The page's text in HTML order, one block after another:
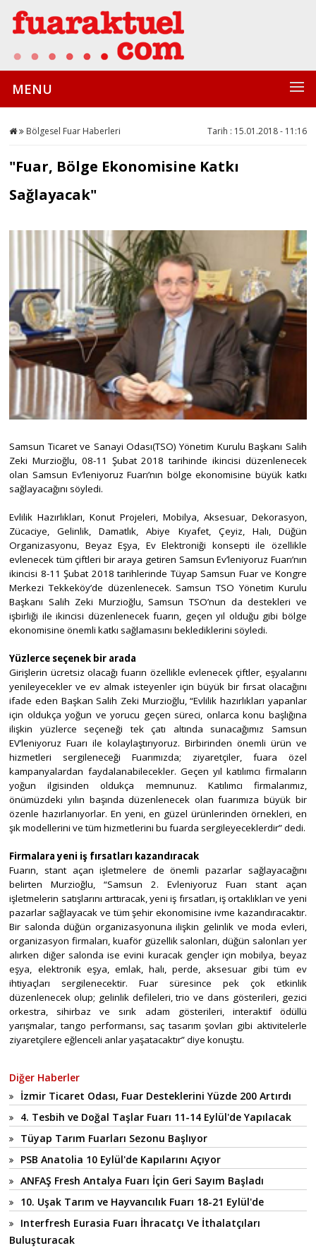
MENU
Bölgesel Fuar Haberleri Tarih : 15.01.2018 - 11:16
"Fuar, Bölge Ekonomisine Katkı
Sağlayacak"
Samsun Ticaret ve Sanayi Odası(TSO) Yönetim Kurulu Başkanı Salih
Zeki Murzioğlu, 08-11 Şubat 2018 tarihinde ikincisi düzenlenecek
olan Samsun Ev’leniyoruz Fuarı’nın bölge ekonomisine büyük katkı
sağlayacağını söyledi.
Evlilik Hazırlıkları, Konut Projeleri, Mobilya, Aksesuar, Dekorasyon,
Zücaciye, Gelinlik, Damatlık, Abiye Kıyafet, Çeyiz, Halı, Düğün
Organizasyonu, Beyaz Eşya, Ev Elektroniği konsepti ile özellikle
evlenecek tüm çiftleri bir araya getiren Samsun Ev’leniyoruz Fuarı’nın
ikincisi 8-11 Şubat 2018 tarihlerinde Tüyap Samsun Fuar ve Kongre
Merkezi Tekkeköy’de düzenlenecek. Samsun TSO Yönetim Kurulu
Başkanı Salih Zeki Murzioğlu, Samsun TSO’nun da destekleri ve
işbirliği ile ikincisi düzenlenecek fuarın, geçen yıl olduğu gibi bölge
ekonomisine önemli katkı sağlamasını beklediklerini söyledi.
Yüzlerce seçenek bir arada
Girişlerin ücretsiz olacağı fuarın özellikle evlenecek çiftler, eşyalarını
yenileyecekler ve ev almak isteyenler için büyük bir fırsat olacağını
ifade eden Başkan Salih Zeki Murzioğlu, “Evlilik hazırlıkları yapanlar
için oldukça yoğun ve yorucu geçen süreci, onlarca konu başlığına
ilişkin yüzlerce seçeneği tek çatı altında sunacağımız Samsun
EV’leniyoruz Fuarı ile kolaylaştırıyoruz. Birbirinden önemli ürün ve
hizmetleri sergileneceği Fuarımızda; ziyaretçiler, fuara özel
kampanyalardan faydalanabilecekler. Geçen yıl katılımcı firmaların
yoğun ilgisinden oldukça memnunuz. Katılımcı firmalarımız,
önümüzdeki yılın başında düzenlenecek olan fuarımıza büyük bir
özenle hazırlanıyorlar. En yeni, en güzel ürünlerinden örnekleri, en
şık modellerini ve tüm hizmetlerini bu fuarda sergileyeceklerdir” dedi.
Firmalara yeni iş fırsatları kazandıracak
Fuarın, stant açan işletmelere de önemli pazarlar sağlayacağını
belirten Murzioğlu, “Samsun 2. Evleniyoruz Fuarı stant açan
işletmelerin satışlarını arttıracak, yeni iş fırsatları, iş ortaklıkları ve yeni
pazarlar sağlayacak ve tüm şehir ekonomisine ivme kazandıracaktır.
Bir salonda düğün organizasyonuna ilişkin gelinlik ve moda evleri,
organizasyon firmaları, kuaför güzellik salonları, düğün salonları yer
alırken diğer salonda ise evini kuracak gençler için mobilya, beyaz
eşya, elektronik eşya, emlak, halı, perde, aksesuar gibi tüm ev
ihtiyaçları sergilenecektir. Fuar süresince pek çok etkinlik
düzenlenecek olup; gelinlik defileleri, trio ve dans gösterileri, gezici
orkestra, sihirbaz ve sırık adam gösterileri, interaktif ödüllü
yarışmalar, tango performansı, saç tasarım şovları gibi aktivitelerle
ziyaretçilere eğlenceli anlar yaşatacaktır” diye konuştu.
Diğer Haberler
İzmir Ticaret Odası, Fuar Desteklerini Yüzde 200 Artırdı
4. Tesbih ve Doğal Taşlar Fuarı 11-14 Eylül'de Yapılacak
Tüyap Tarım Fuarları Sezonu Başlıyor
PSB Anatolia 10 Eylül'de Kapılarını Açıyor
ANFAŞ Fresh Antalya Fuarı İçin Geri Sayım Başladı
10. Uşak Tarım ve Hayvancılık Fuarı 18-21 Eylül'de
Interfresh Eurasia Fuarı İhracatçı Ve İthalatçıları
Buluşturacak